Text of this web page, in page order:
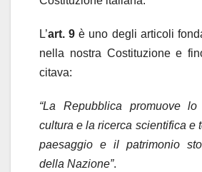
L’art. 9 è uno degli articoli
nella nostra Costituzione e
citava:
“La Repubblica promuove
cultura e la ricerca scientifica e
paesaggio e il patrimonio
della Nazione”.